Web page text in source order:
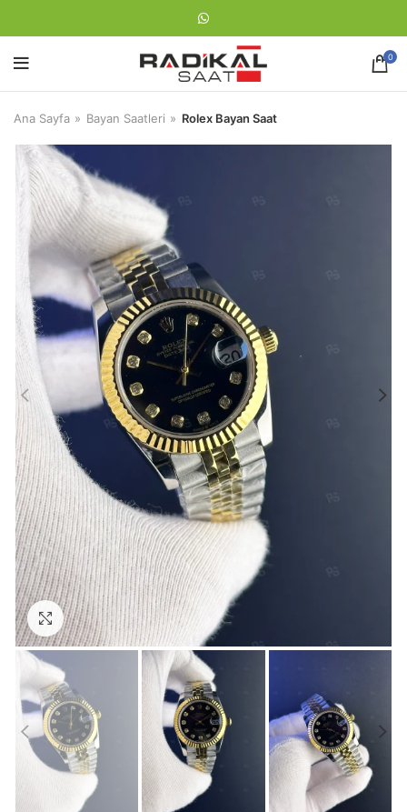
0
Ana Sayfa Bayan Saatleri Rolex Bayan Saat
Görseli Büyütün